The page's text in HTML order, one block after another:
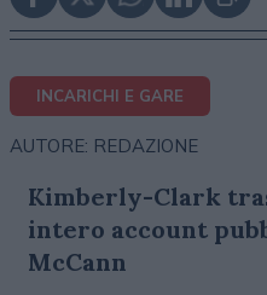
INCARICHI E GARE
AUTORE: REDAZIONE
Kimberly-Clark
intero account
McCann